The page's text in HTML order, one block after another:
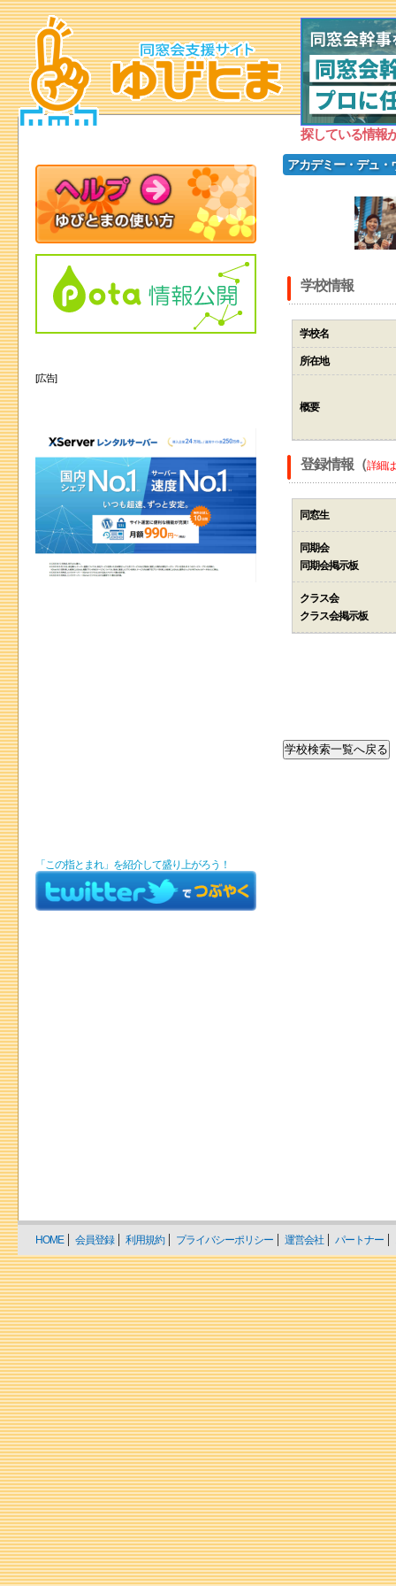
探している情報
アカデミー・デュ・
学校情報
学校名
所在地
概要
登録情報（詳細
同窓生
同期会
同期会掲示板
クラス会
クラス会掲示板
[広告]
「この指とまれ」を紹介して盛り上がろう！
HOME 会員登録 利用規約 プライバシーポリシー 運営会社 パートナー